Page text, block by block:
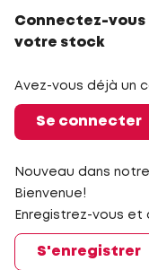
Connectez-vous
votre stock
Avez-vous déjà un
Se connecter
Nouveau dans
Bienvenue!
Enregistrez-vous et
S'enregistrer